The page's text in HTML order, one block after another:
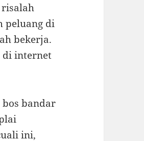
risalah
peluang di
bekerja.
di internet
bandar
ini,